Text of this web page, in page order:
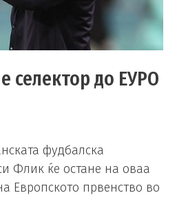
селектор до ЕУРО
фудбалска
Флик ќе остане на оваа
Европското првенство во